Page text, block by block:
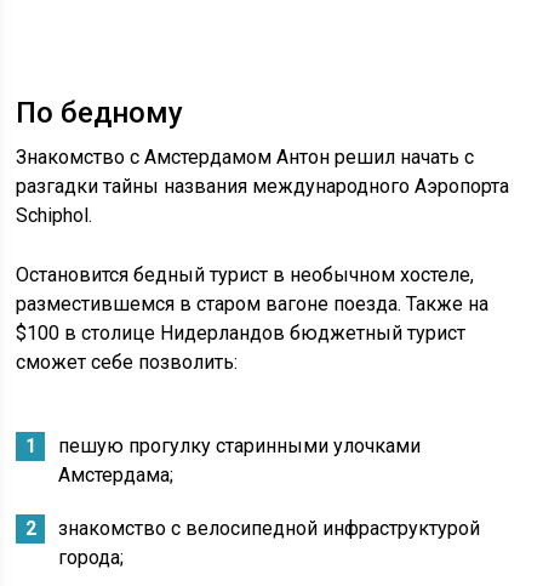
По бедному
Знакомство с Амстердамом Антон решил начать с
разгадки тайны названия международного Аэропорта
Schiphol.
Остановится бедный турист в необычном хостеле,
разместившемся в старом вагоне поезда. Также на
$100 в столице Нидерландов бюджетный турист
сможет себе позволить:
пешую прогулку старинными улочками
Амстердама;
знакомство с велосипедной инфраструктурой
города;